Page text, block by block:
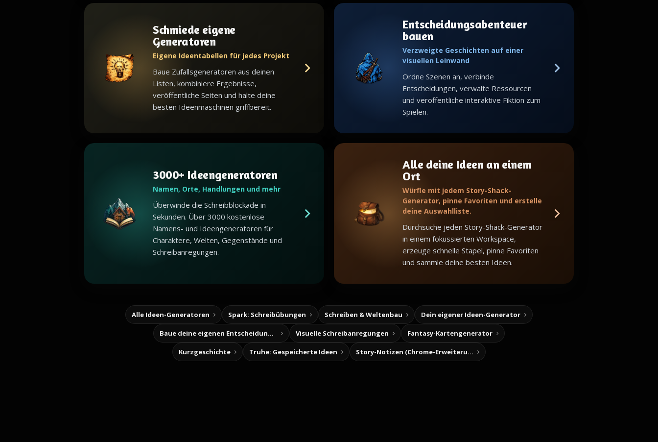
Schmiede eigene
Generatoren
Eigene Ideentabellen für jedes Projekt
Baue Zufallsgeneratoren aus deinen
Listen, kombiniere Ergebnisse,
veröffentliche Seiten und halte deine
besten Ideenmaschinen griffbereit.
Entscheidungsabenteuer
bauen
Verzweigte Geschichten auf einer
visuellen Leinwand
Ordne Szenen an, verbinde
Entscheidungen, verwalte Ressourcen
und veroffentliche interaktive Fiktion zum
Spielen.
3000+ Ideengeneratoren
Namen, Orte, Handlungen und mehr
Überwinde die Schreibblockade in
Sekunden. Über 3000 kostenlose
Namens- und Ideengeneratoren für
Charaktere, Welten, Gegenstände und
Schreibanregungen.
Alle deine Ideen an einem
Ort
Würfle mit jedem Story-Shack-
Generator, pinne Favoriten und erstelle
deine Auswahlliste.
Durchsuche jeden Story-Shack-Generator
in einem fokussierten Workspace,
erzeuge schnelle Stapel, pinne Favoriten
und sammle deine besten Ideen.
Alle Ideen-Generatoren Spark: Schreibübungen Schreiben & Weltenbau Dein eigener Ideen-Generator
Baue deine eigenen Entscheidungsabenteuer Visuelle Schreibanregungen Fantasy-Kartengenerator
Kurzgeschichte Truhe: Gespeicherte Ideen Story-Notizen (Chrome-Erweiterung)